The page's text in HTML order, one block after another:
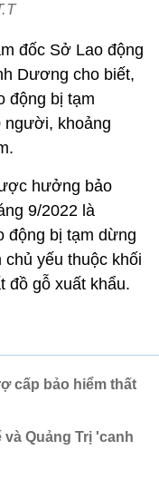
đốc Sở Lao động
Dương cho biết,
động bị tạm
người, khoảng
hưởng bảo
9/2022 là
động bị tạm dừng
yếu thuộc khối
đồ gỗ xuất khẩu.
cấp bảo hiểm thất
và Quảng Trị 'canh